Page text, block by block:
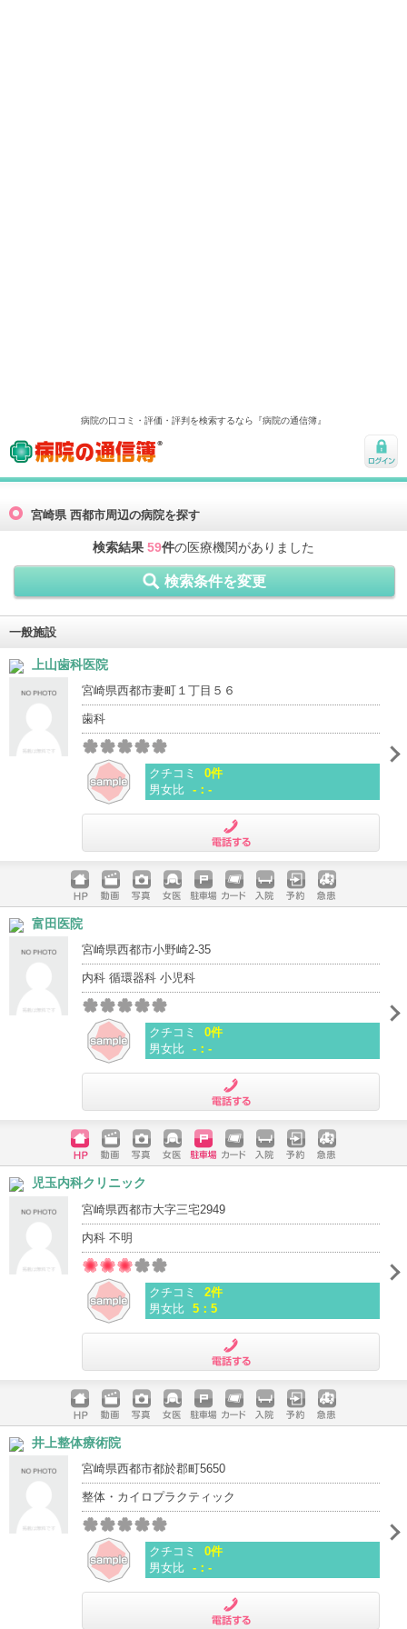
病院の口コミ・評価・評判を検索するなら『病院の通信簿』
病院の通信簿
ログ
宮崎県 西都市周辺の病院を探す
検索結果 59件の医療機関がありました
検索条件を変更
一般施設
上山歯科医院
宮崎県西都市妻町１丁目５６
歯科
クチコミ
0件
男女比 -：-
ホームペ
ージ
動画 写真 女医 駐車場
クレジッ
入院 予約 急患
富田医院
宮崎県西都市小野崎2-35
内科 循環器科 小児科
クチコミ
0件
男女比 -：-
ホームペ
ージ
動画 写真 女医 駐車場
クレジッ
入院 予約 急患
児玉内科クリニック
宮崎県西都市大字三宅2949
内科 不明
クチコミ
2件
男女比 5：5
ホームペ
ージ
動画 写真 女医 駐車場
クレジッ
入院 予約 急患
井上整体療術院
宮崎県西都市都於郡町5650
整体・カイロプラクティック
クチコミ
0件
男女比 -：-